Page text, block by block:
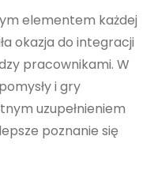
elementem każdej
okazja do integracji
pracownikami. W
i gry
uzupełnieniem
poznanie się